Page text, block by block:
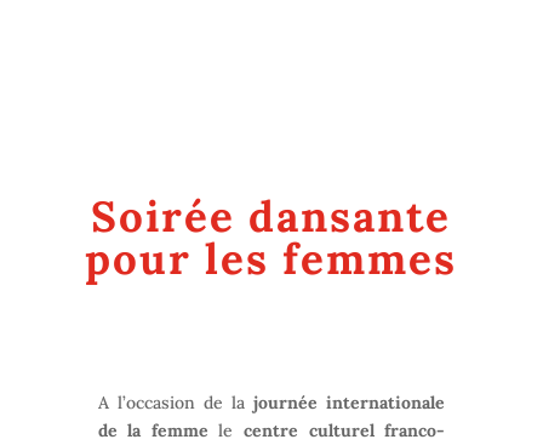
Soirée dansante
pour les femmes
A l’occasion de lajournée internationale
de la femme lecentre culturel franco-